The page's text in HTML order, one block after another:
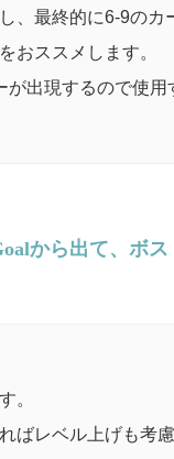
、最終的に6-9のカ
おススメします。
が出現するので使用
から出て、ボス
。
ばレベル上げも考